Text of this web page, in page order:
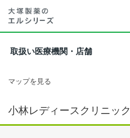
取扱い医療機関・店舗
マップを見る
小林レディースクリニック